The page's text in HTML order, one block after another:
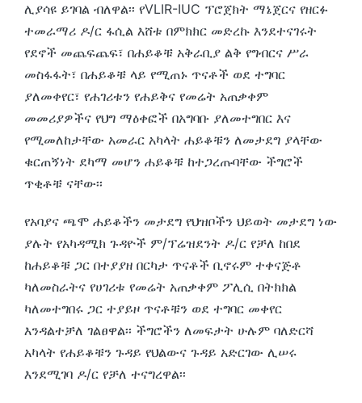
ሊያሳዩ ይገባል ብለዋል፡፡ የVLIR-IUC ፕሮጀክት ማኔጀርና የዘርፉ
ተመራማሪ ዶ/ር ፋሲል እሸቱ በምክክር መድረኩ እንደተናገሩት
የደኖች መጨፍጨፍ፣ በሐይቆቹ አቅራቢያ ልቅ የግብርና ሥራ
መስፋፋት፣ በሐይቆቹ ላይ የሚጠኑ ጥናቶች ወደ ተግባር
ያለመቀየር፣ የሐገሪቱን የሐይቅና የመሬት አጠቃቀም
መመሪያዎችና የህግ ማዕቀፎች በአግባቡ ያለመተግበር እና
የሚመለከታቸው አመራር አካላት ሐይቆቹን ለመታደግ ያላቸው
ቁርጠኝነት ደካማ መሆን ሐይቆቹ ከተጋረጡባቸው ችግሮች
ጥቂቶቹ ናቸው፡፡
የአባያና ጫሞ ሐይቆችን መታደግ የህዝቦችን ህይወት መታደግ ነው
ያሉት የአካዳሚክ ጉዳዮች ም/ፕሬዝደንት ዶ/ር የቻለ ከበደ
ከሐይቆቹ ጋር በተያያዘ በርካታ ጥናቶች ቢኖሩም ተቀናጅቶ
ካለመስራትና የሀገሪቱ የመሬት አጠቃቀም ፖሊሲ በትክክል
ካለመተግበሩ ጋር ተያይዞ ጥናቶቹን ወደ ተግባር መቀየር
እንዳልተቻለ ገልፀዋል፡፡ ችግሮችን ለመፍታት ሁሉም ባለድርሻ
አካላት የሐይቆቹን ጉዳይ የህልውና ጉዳይ አድርገው ሊሠሩ
እንደሚገባ ዶ/ር የቻለ ተናግረዋል፡፡